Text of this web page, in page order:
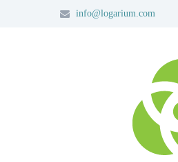
info@logarium.com